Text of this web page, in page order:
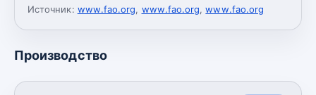
Источник: www.fao.org, www.fao.org,www.fao.org
Производство